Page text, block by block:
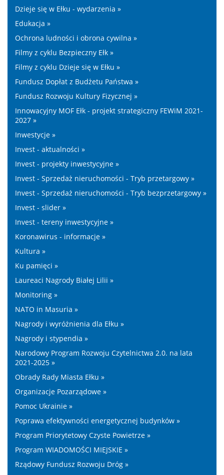
Dzieje się w Ełku - wydarzenia »
Edukacja »
Ochrona ludności i obrona cywilna »
Filmy z cyklu Bezpieczny Ełk »
Filmy z cyklu Dzieje się w Ełku »
Fundusz Dopłat z Budżetu Państwa »
Fundusz Rozwoju Kultury Fizycznej »
Innowacyjny MOF Ełk - projekt strategiczny FEWiM 2021-
2027 »
Inwestycje »
Invest - aktualności »
Invest - projekty inwestycyjne »
Invest - Sprzedaż nieruchomości - Tryb przetargowy »
Invest - Sprzedaż nieruchomości - Tryb bezprzetargowy »
Invest - slider »
Invest - tereny inwestycyjne »
Koronawirus - informacje »
Kultura »
Ku pamięci »
Laureaci Nagrody Białej Lilii »
Monitoring »
NATO in Masuria »
Nagrody i wyróżnienia dla Ełku »
Nagrody i stypendia »
Narodowy Program Rozwoju Czytelnictwa 2.0. na lata
2021-2025 »
Obrady Rady Miasta Ełku »
Organizacje Pozarządowe »
Pomoc Ukrainie »
Poprawa efektywności energetycznej budynków »
Program Priorytetowy Czyste Powietrze »
Program WIADOMOŚCI MIEJSKIE »
Rządowy Fundusz Rozwoju Dróg »